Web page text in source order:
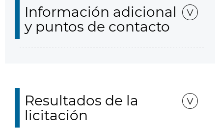
Información adicional
y puntos de contacto
Resultados de la
licitación